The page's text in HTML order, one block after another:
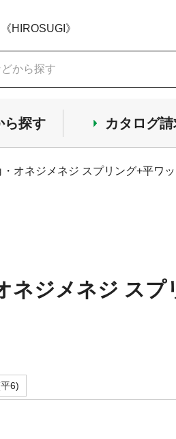
HIROSUGI》
ら探す カタログ
オネジメネジ スプリング+平ワ
ネジメネジ ス
6)